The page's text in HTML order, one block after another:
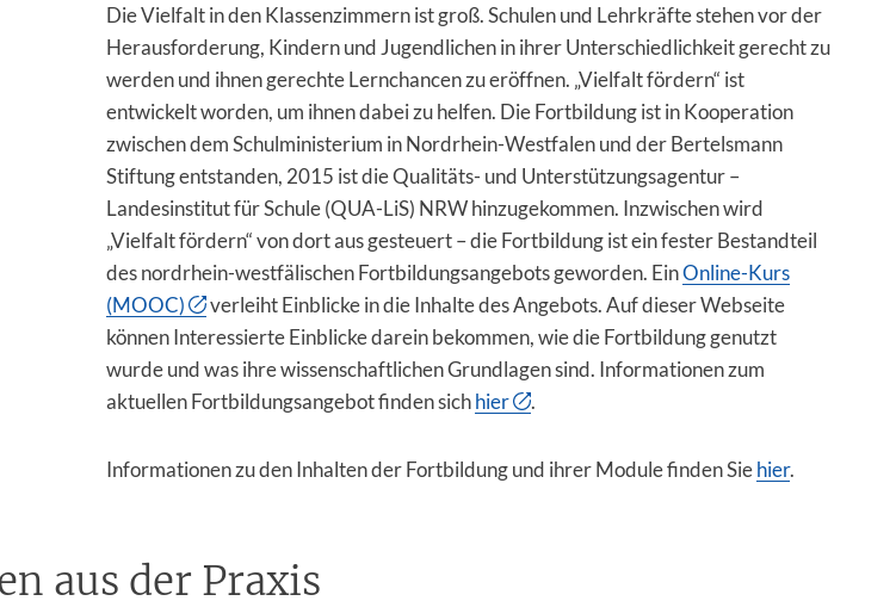
Die Vielfalt in den Klassenzimmern ist groß. Schulen und Lehrkräfte stehen vor der
Herausforderung, Kindern und Jugendlichen in ihrer Unterschiedlichkeit gerecht zu
werden und ihnen gerechte Lernchancen zu eröffnen. „Vielfalt fördern“ ist
entwickelt worden, um ihnen dabei zu helfen. Die Fortbildung ist in Kooperation
zwischen dem Schulministerium in Nordrhein-Westfalen und der Bertelsmann
Stiftung entstanden, 2015 ist die Qualitäts- und Unterstützungsagentur –
Landesinstitut für Schule (QUA-LiS) NRW hinzugekommen. Inzwischen wird
„Vielfalt fördern“ von dort aus gesteuert – die Fortbildung ist ein fester Bestandteil
des nordrhein-westfälischen Fortbildungsangebots geworden. EinOnline-Kurs
(MOOC)
verleiht Einblicke in die Inhalte des Angebots. Auf dieser Webseite
können Interessierte Einblicke darein bekommen, wie die Fortbildung genutzt
wurde und was ihre wissenschaftlichen Grundlagen sind. Informationen zum
aktuellen Fortbildungsangebot finden sichhier .
Informationen zu den Inhalten der Fortbildung und ihrer Module finden Siehier.
aus der Praxis